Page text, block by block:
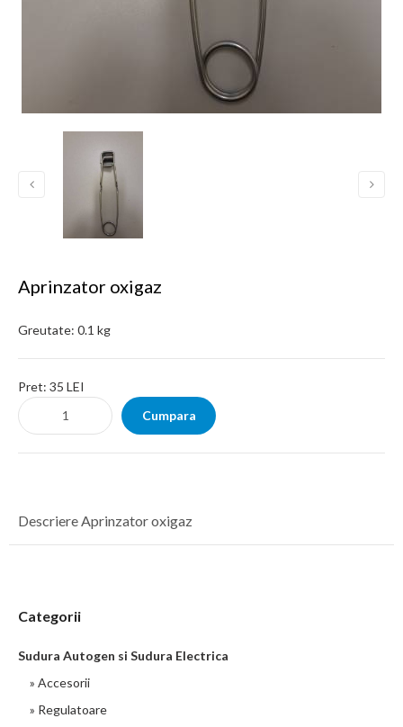
Aprinzator oxigaz
Greutate: 0.1 kg
Pret: 35 LEI
Descriere Aprinzator oxigaz
Categorii
Sudura Autogen si Sudura Electrica
» Accesorii
» Regulatoare